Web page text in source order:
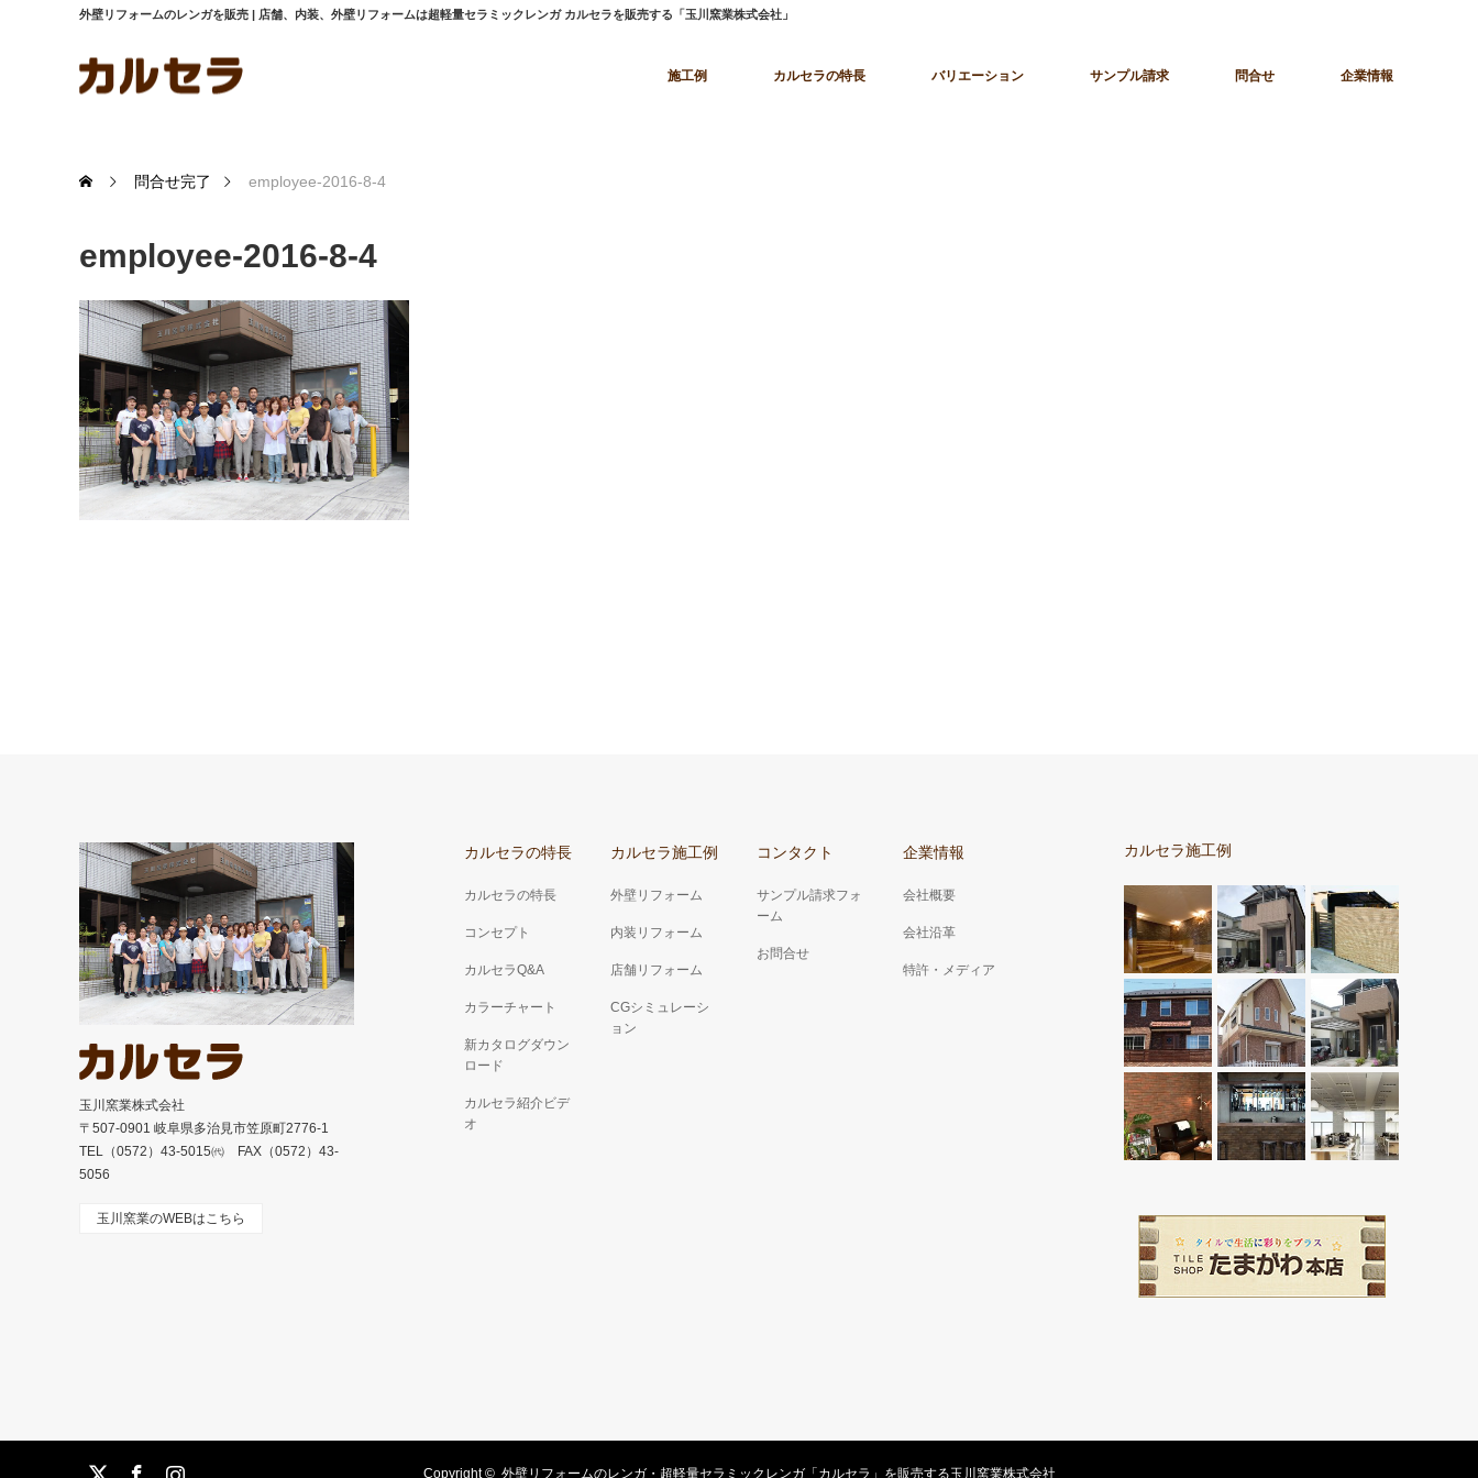
外壁リフォームのレンガを販売 | 店舗、内装、外壁リフォームは超軽量セラミックレンガ カルセラを販売する「玉川窯業株式会社」
施工例 カルセラの特長 バリエーション サンプル請求 問合せ 企業情報
問合せ完了 employee-2016-8-4
employee-2016-8-4
カルセラの特長
カルセラの特長
コンセプト
カルセラQ&A
カラーチャート
新カタログダウン
ロード
カルセラ紹介ビデ
オ
カルセラ施工例
外壁リフォーム
内装リフォーム
店舗リフォーム
CGシミュレーシ
ョン
コンタクト
サンプル請求フォ
ーム
お問合せ
企業情報
会社概要
会社沿革
特許・メディア
カルセラ施工例
玉川窯業株式会社
〒507-0901 岐阜県多治見市笠原町2776-1
TEL（0572）43-5015㈹ FAX（0572）43-
5056
玉川窯業のWEBはこちら
Copyright © 外壁リフォームのレンガ・超軽量セラミックレンガ「カルセラ」を販売する玉川窯業株式会社